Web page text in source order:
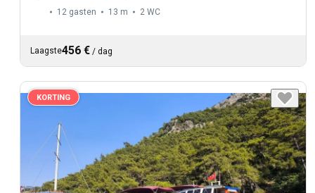
12 gasten 13 m 2 WC
Laagste456 € / dag
KORTING